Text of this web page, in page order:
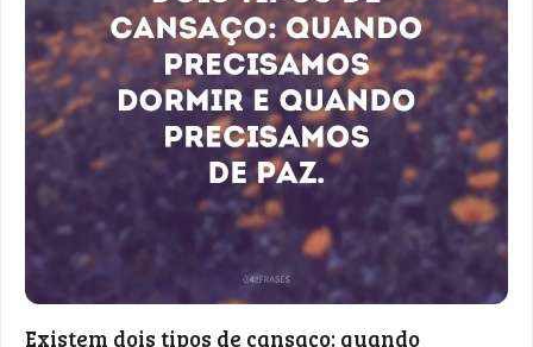
Existem dois tipos de cansaço: quando